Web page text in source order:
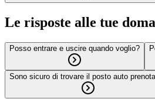
Le risposte alle tue
Posso entrare e uscire quando voglio?
Sono sicuro di trovare il posto auto